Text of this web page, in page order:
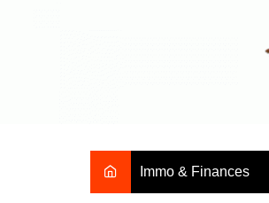
Tous les conseils et les infos sur l'immobilier en
Immo & Finances